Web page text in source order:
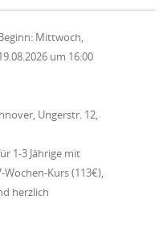
Mittwoch,
um 16:00
Ungerstr. 12,
1-3 Jährige mit
Kurs (113€),
herzlich